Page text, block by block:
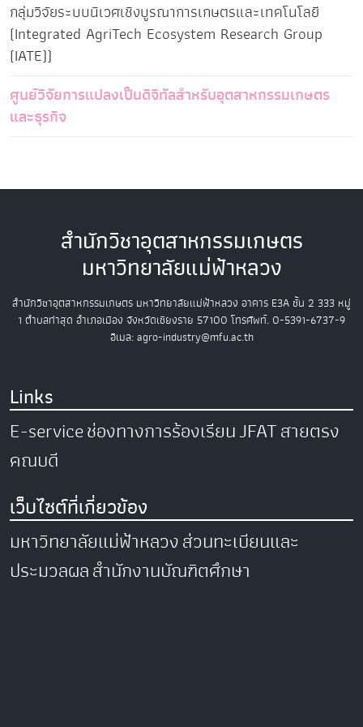
กลุ่มวิจัยระบบนิเวศเชิงบูรณาการเกษตรและเทคโนโลยี
(Integrated AgriTech Ecosystem Research Group
(IATE))
ศูนย์วิจัยการแปลงเป็นดิจิทัลสำหรับอุตสาหกรรมเกษตร
และธุรกิจ
สำนักวิชาอุตสาหกรรมเกษตร
มหาวิทยาลัยแม่ฟ้าหลวง
สำนักวิชาอุตสาหกรรมเกษตร มหาวิทยาลัยแม่ฟ้าหลวง อาคาร E3A ชั้น 2 333 หมู่
1 ตำบลท่าสุด อำเภอเมือง จังหวัดเชียงราย 57100 โทรศัพท์. 0-5391-6737-9
อีเมล: agro-industry@mfu.ac.th
Links
E-serviceช่องทางการร้องเรียนJFATสายตรง
คณบดี
เว็บไซต์ที่เกี่ยวข้อง
มหาวิทยาลัยแม่ฟ้าหลวงส่วนทะเบียนและ
ประมวลผลสำนักงานบัณฑิตศึกษา